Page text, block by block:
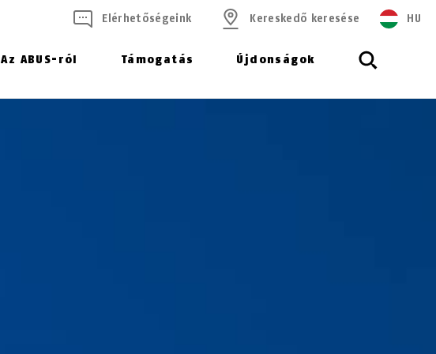
Az ABUS-ról Támogatás Újdonságok
Elérhetőségeink Kereskedő keresése HU